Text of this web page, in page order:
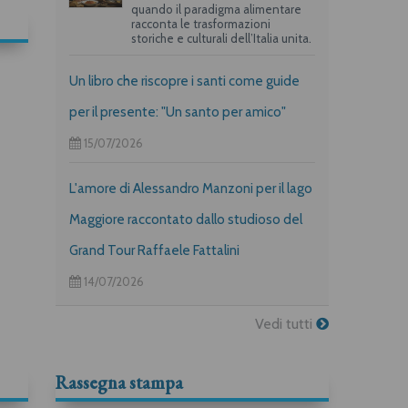
quando il paradigma alimentare
racconta le trasformazioni
storiche e culturali dell’Italia unita.
Un libro che riscopre i santi come guide
per il presente: "Un santo per amico"
15/07/2026
L'amore di Alessandro Manzoni per il lago
Maggiore raccontato dallo studioso del
Grand Tour Raffaele Fattalini
14/07/2026
Vedi tutti
Rassegna stampa